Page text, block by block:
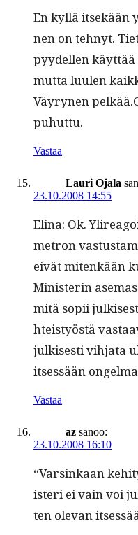
En kyl­lä itsekään
nen on tehnyt.
pyy­dellen
mut­ta luulen
Väyry­nen
puhuttu.
Vastaa
Lauri Ojala
23.10.2008 14:55
Eli­na: Ok.
metron
eivät mitenkään
Min­is­terin
mitä sopii
hteistyöstä
julkises­ti vih­ja­ta
itsessään
Vastaa
az sanoo:
23.10.2008 16:10
“Varsinkaan
is­teri ei vain voi
ten ole­van